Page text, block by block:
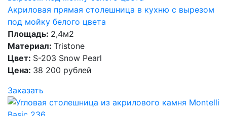
Акриловая прямая столешница в кухню c вырезом
под мойку белого цвета
Площадь: 2,4м2
Материал: Tristone
Цвет: S-203 Snow Pearl
Цена: 38 200 рублей
Заказать